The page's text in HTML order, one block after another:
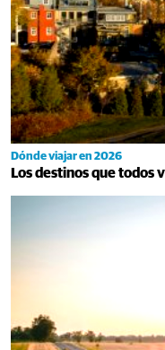
Dónde viajar en 2026
Los destinos que todos